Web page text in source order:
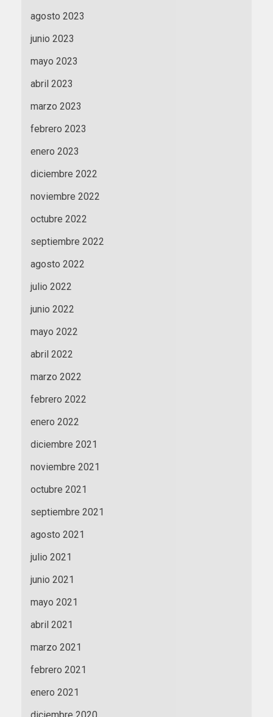
agosto 2023
junio 2023
mayo 2023
abril 2023
marzo 2023
febrero 2023
enero 2023
diciembre 2022
noviembre 2022
octubre 2022
septiembre 2022
agosto 2022
julio 2022
junio 2022
mayo 2022
abril 2022
marzo 2022
febrero 2022
enero 2022
diciembre 2021
noviembre 2021
octubre 2021
septiembre 2021
agosto 2021
julio 2021
junio 2021
mayo 2021
abril 2021
marzo 2021
febrero 2021
enero 2021